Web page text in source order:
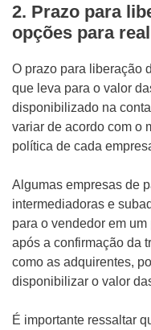
2. Prazo para
opções para
O prazo para liberação
que leva para o valor
disponibilizado na
variar de acordo com o
política de cada
Algumas empresas de
intermediadoras e
para o vendedor em
após a confirmação da
como as adquirentes,
disponibilizar o valor
É importante ressaltar